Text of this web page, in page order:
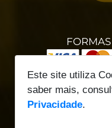
Este site utiliza
saber mais,
Privacidade.
FORMAS